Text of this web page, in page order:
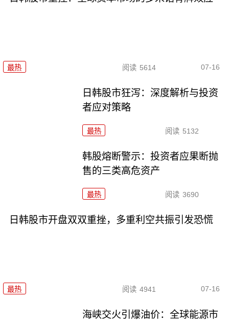
最热 阅读 5614 07-16
日韩股市狂泻：深度解析与投资
者应对策略
最热 阅读 5132
韩股熔断警示：投资者应果断抛
售的三类高危资产
最热 阅读 3690
日韩股市开盘双双重挫，多重利空共振引发恐慌
最热 阅读 4941 07-16
海峡交火引爆油价：全球能源市